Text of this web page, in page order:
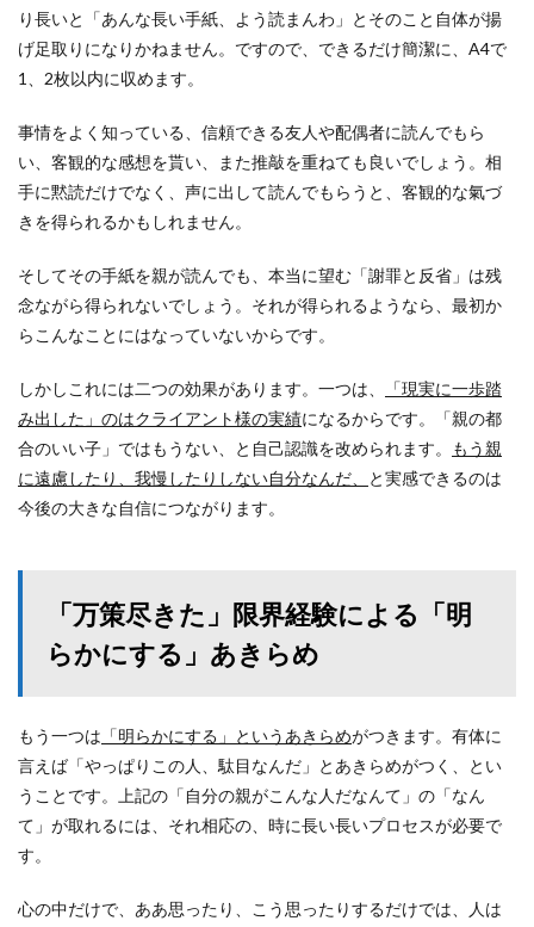
り長いと「あんな長い手紙、よう読まんわ」とそのこと自体が揚
げ足取りになりかねません。ですので、できるだけ簡潔に、A4で
1、2枚以内に収めます。
事情をよく知っている、信頼できる友人や配偶者に読んでもら
い、客観的な感想を貰い、また推敲を重ねても良いでしょう。相
手に黙読だけでなく、声に出して読んでもらうと、客観的な氣づ
きを得られるかもしれません。
そしてその手紙を親が読んでも、本当に望む「謝罪と反省」は残
念ながら得られないでしょう。それが得られるようなら、最初か
らこんなことにはなっていないからです。
しかしこれには二つの効果があります。一つは、
「現実に一歩踏
み出した」のはクライアント様の実績になるからです。「親の都
合のいい子」ではもうない、と自己認識を改められます。
もう親
に遠慮したり、我慢したりしない自分なんだ、
と実感できるのは
今後の大きな自信につながります。
「万策尽きた」限界経験による「明
らかにする」あきらめ
もう一つは 「明らかにする」というあきらめがつきます。有体に
言えば「やっぱりこの人、駄目なんだ」とあきらめがつく、とい
うことです。上記の「自分の親がこんな人だなんて」の「なん
て」が取れるには、それ相応の、時に長い長いプロセスが必要で
す。
心の中だけで、ああ思ったり、こう思ったりするだけでは、人は